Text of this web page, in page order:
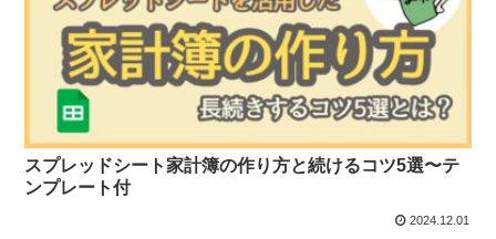
スプレッドシート家計簿の作り方と続けるコツ5選〜テ
ンプレート付
2024.12.01